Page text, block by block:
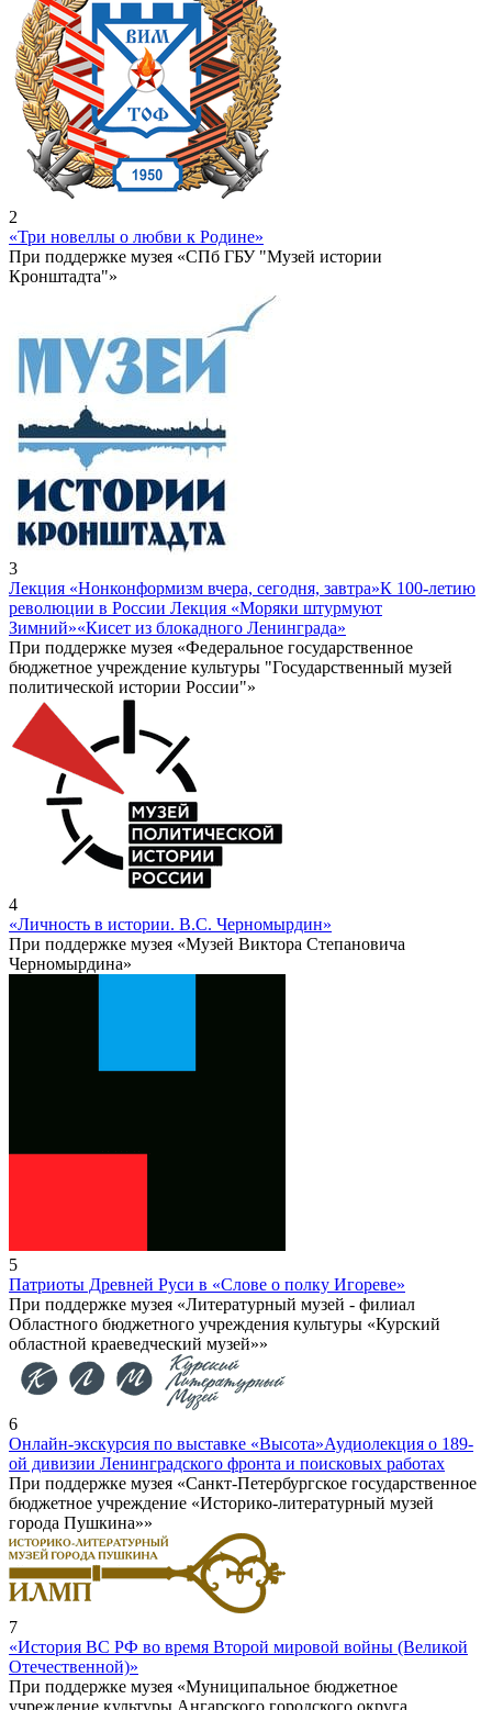
2
«Три новеллы о любви к Родине»
При поддержке музея «СПб ГБУ "Музей истории
Кронштадта"»
3
Лекция «Нонконформизм вчера, сегодня, завтра»К 100-летию
революции в России Лекция «Моряки штурмуют
Зимний»«Кисет из блокадного Ленинграда»
При поддержке музея «Федеральное государственное
бюджетное учреждение культуры "Государственный музей
политической истории России"»
4
«Личность в истории. В.С. Черномырдин»
При поддержке музея «Музей Виктора Степановича
Черномырдина»
5
Патриоты Древней Руси в «Слове о полку Игореве»
При поддержке музея «Литературный музей - филиал
Областного бюджетного учреждения культуры «Курский
областной краеведческий музей»»
6
Онлайн-экскурсия по выставке «Высота»Аудиолекция о 189-
ой дивизии Ленинградского фронта и поисковых работах
При поддержке музея «Санкт-Петербургское государственное
бюджетное учреждение «Историко-литературный музей
города Пушкина»»
7
«История ВС РФ во время Второй мировой войны (Великой
Отечественной)»
При поддержке музея «Муниципальное бюджетное